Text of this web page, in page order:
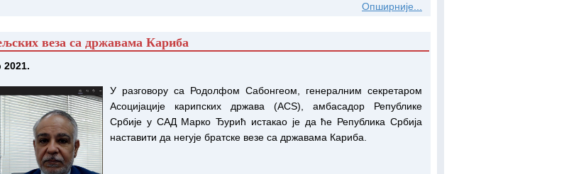
Опширније...
веза са државама Кариба
2021.
У разговору са Родолфом Сабонгеом, генералним секретаром
Асоцијације карипских држава (АCS), амбасадор Републике
Србије у САД Марко Ђурић истакао је да ће Република Србија
наставити да негује братске везе са државама Кариба.